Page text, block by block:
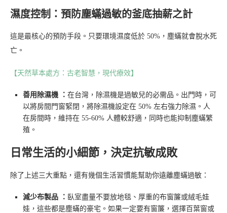
濕度控制：預防塵蟎過敏的釜底抽薪之計
這是最核心的預防手段。只要環境濕度低於 50%，塵蟎就會脫水死
亡。
【天然草本處方：古老智慧，現代療效】
善用除濕機 ： 在台灣，除濕機是過敏兒的必需品。出門時，可
以將房間門窗緊閉，將除濕機設定在 50% 左右強力除濕。人
在房間時，維持在 55-60% 人體較舒適，同時也能抑制塵蟎繁
殖。
日常生活的小細節，決定抗敏成敗
除了上述三大重點，還有幾個生活習慣能幫助你遠離塵蟎過敏：
減少布製品 ： 臥室盡量不要放地毯、厚重的布窗簾或絨毛娃
娃，這些都是塵蟎的豪宅。如果一定要有窗簾，選擇百葉窗或